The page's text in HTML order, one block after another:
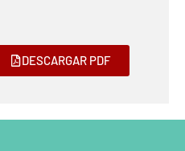
DESCARGAR PDF